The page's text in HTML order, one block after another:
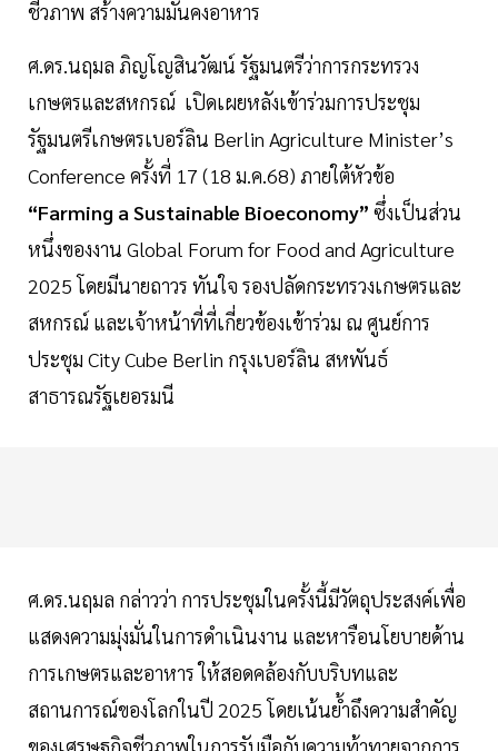
ศ.ดร.นฤมล ภิญโญสินวัฒน์ รัฐมนตรีว่าการกระทรวง
เกษตรและสหกรณ์ เปิดเผยหลังเข้าร่วมการประชุม
รัฐมนตรีเกษตรเบอร์ลิน Berlin Agriculture Minister’s
Conference ครั้งที่ 17 (18 ม.ค.68) ภายใต้หัวข้อ
“Farming a Sustainable Bioeconomy” ซึ่งเป็นส่วน
หนึ่งของงาน Global Forum for Food and Agriculture
2025 โดยมีนายถาวร ทันใจ รองปลัดกระทรวงเกษตรและ
สหกรณ์ และเจ้าหน้าที่ที่เกี่ยวข้องเข้าร่วม ณ ศูนย์การ
ประชุม City Cube Berlin กรุงเบอร์ลิน สหพันธ์
สาธารณรัฐเยอรมนี
ศ.ดร.นฤมล กล่าวว่า การประชุมในครั้งนี้มีวัตถุประสงค์เพื่อ
แสดงความมุ่งมั่นในการดำเนินงาน และหารือนโยบายด้าน
การเกษตรและอาหาร ให้สอดคล้องกับบริบทและ
สถานการณ์ของโลกในปี 2025 โดยเน้นย้ำถึงความสำคัญ